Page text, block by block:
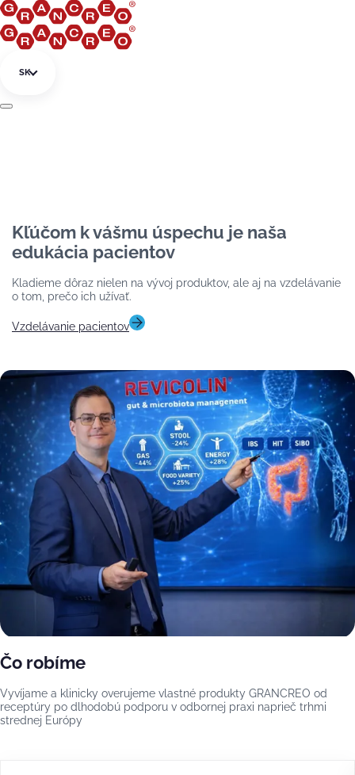
Preskočiť na obsah
SK
Kľúčom k vášmu úspechu je naša
edukácia pacientov
Kladieme dôraz nielen na vývoj produktov, ale aj na vzdelávanie
o tom, prečo ich užívať.
Vzdelávanie pacientov
Čo robíme
Vyvíjame a klinicky overujeme vlastné produkty GRANCREO od
receptúry po dlhodobú podporu v odbornej praxi naprieč trhmi
strednej Európy